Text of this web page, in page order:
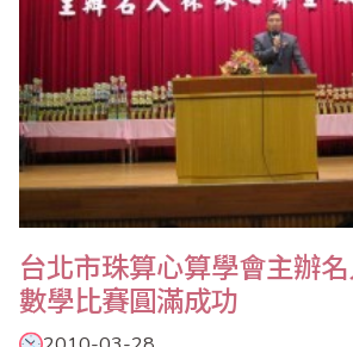
台北市珠算心算學會主辦
數學比賽圓滿成功